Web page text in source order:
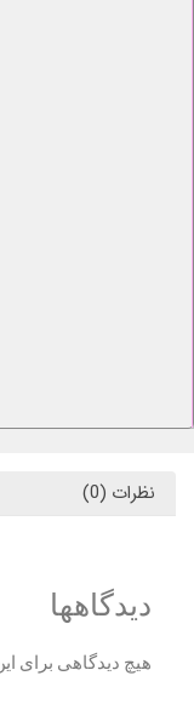
نظرات (0)
دیدگاهها
هیچ دیدگاهی برای